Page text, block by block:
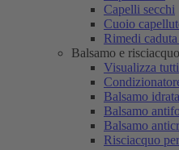
Capelli secchi
Cuoio
Rimedi
Balsamo e risciacquo
Visualizza tutti
Balsamo
Balsamo
Balsamo
Risciacquo